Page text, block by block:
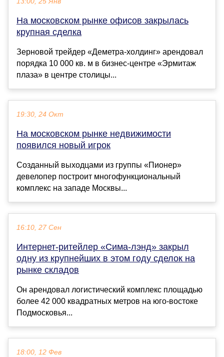
На московском рынке офисов закрылась
крупная сделка
Зерновой трейдер «Деметра-холдинг» арендовал
порядка 10 000 кв. м в бизнес-центре «Эрмитаж
плаза» в центре столицы...
19:30, 24 Окт
На московском рынке недвижимости
появился новый игрок
Созданный выходцами из группы «Пионер»
девелопер построит многофункциональный
комплекс на западе Москвы...
16:10, 27 Сен
Интернет-ритейлер «Сима-лэнд» закрыл
одну из крупнейших в этом году сделок на
рынке складов
Он арендовал логистический комплекс площадью
более 42 000 квадратных метров на юго-востоке
Подмосковья...
18:00, 12 Фев